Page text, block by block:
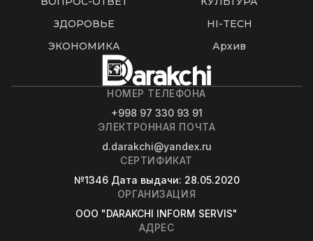
ЗДОРОВЬЕ
HI-TECH
ЭКОНОМИКА
Архив
НОМЕР ТЕЛЕФОНА
+998 97 330 93 91
ЭЛЕКТРОННАЯ ПОЧТА
d.darakchi@yandex.ru
СЕРТИФИКАТ
№1346 Дата выдачи: 28.05.2020
ОРГАНИЗАЦИЯ
OOO "DARAKCHI INFORM SERVIS"
АДРЕС